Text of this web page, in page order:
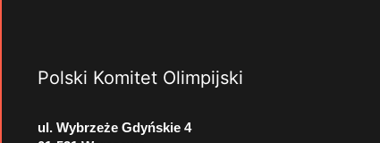
Polski Komitet Olimpijski
ul. Wybrzeże Gdyńskie 4